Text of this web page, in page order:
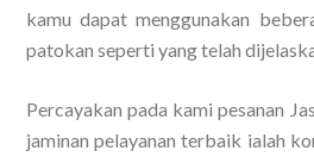
kamu dapat menggunakan
patokan seperti yang telah
Percayakan pada kami pesanan
jaminan pelayanan terbaik ialah